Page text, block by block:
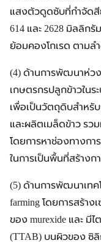
แสงตัวดูดซับที่กำจัดสี
614 และ 2628 มิลลิก
ย้อมคองโกเรด ตามล
(4) ด้านการพัฒนาห่ว
เกษตรกรปลูกข้าวในร
เพื่อเป็นวัตถุดิบสำห
และผลิตเมล็ดข้าว ร
โดยการหาช่องทางก
ในการเป็นพื้นที่สร้างก
(5) ด้านการพัฒนาเทคโ
farming โดยการสร้า
ของ murexide และ มี
(TTAB) บนผิวของ ซิลิ